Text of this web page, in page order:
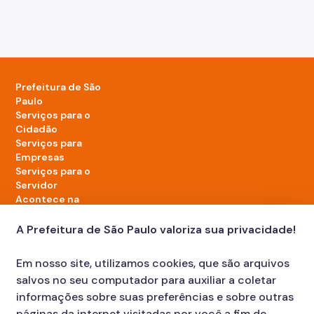
Prefeitura de São
Paulo
Serviços para o
Cidadão
Serviços para
Empresas
Serviços para o
Servidor
Acontece na
LinkedIn da Prefeitura de São Paulo
TikTok da Prefeitura de São Paulo
YouTube da Prefeitura de São Paulo
X da Prefeitura de São Paulo
Instagram da Prefeitura de São Paulo
Facebook da Prefeitura de São Paulo
Diário Oficial
A Prefeitura de São Paulo valoriza sua privacidade!
Em nosso site, utilizamos cookies, que são arquivos
salvos no seu computador para auxiliar a coletar
informações sobre suas preferências e sobre outras